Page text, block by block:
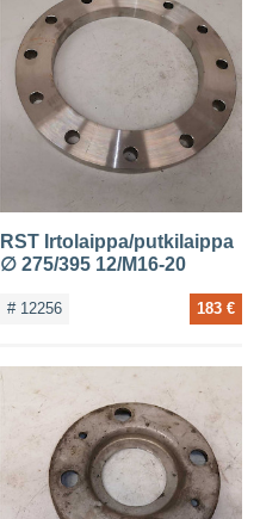
RST Irtolaippa/putkilaippa
∅ 275/395 12/M16-20
# 12256 183 €